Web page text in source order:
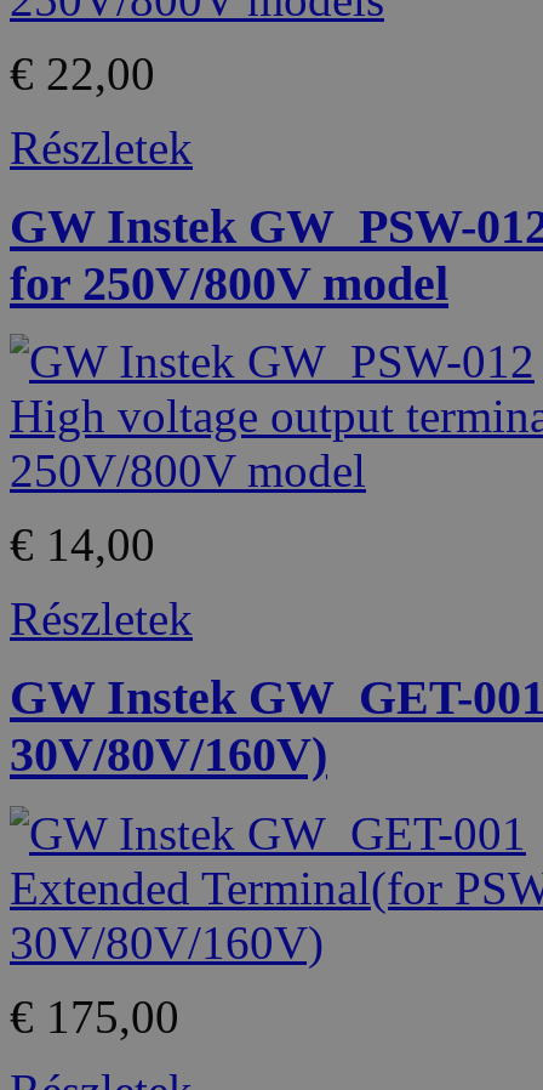
€ 22,00
Részletek
GW Instek GW_PSW-
for 250V/800V model
€ 14,00
Részletek
GW Instek GW_GET-
30V/80V/160V)
€ 175,00